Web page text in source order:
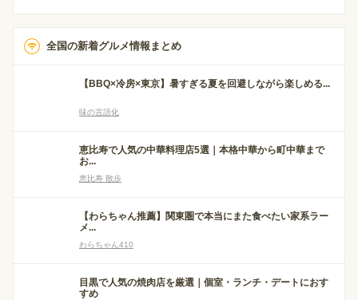
全国の新着グルメ情報まとめ
【BBQ×冷房×東京】暑すぎる夏を回避しながら楽しめる...
味の言語化
恵比寿で人気の中華料理店5選｜本格中華から町中華まで
お...
恵比寿 散歩
【わらちゃん推薦】関東圏で本当にまた食べたい家系ラー
メ...
わらちゃん410
目黒で人気の焼肉店を厳選｜個室・ランチ・デートにおす
すめ